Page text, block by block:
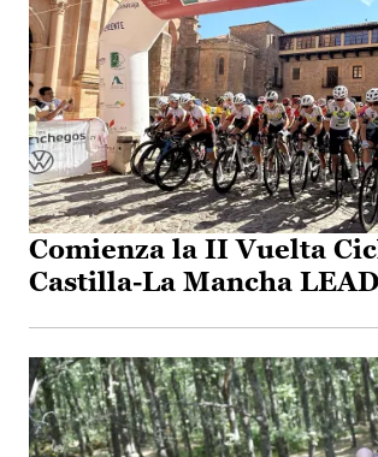
Comienza la II Vuelta
Castilla-La Mancha